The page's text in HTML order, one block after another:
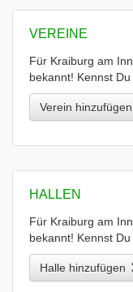
VEREINE
Für Kraiburg am
bekannt! Kennst
Verein hinzufügen
HALLEN
Für Kraiburg am
bekannt! Kennst
Halle hinzufügen